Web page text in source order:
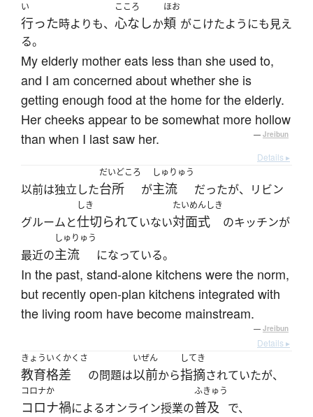
い
行った時よりも、
こころ
心なしか
ほお
頬 がこけたようにも見え
る。
My elderly mother eats less than she used to,
and I am concerned about whether she is
getting enough food at the home for the elderly.
Her cheeks appear to be somewhat more hollow
than when I last saw her.
— Jreibun
Details ▸
以前は独立した
だいどころ
台所 が
しゅりゅう
主流 だったが、リビン
グルームと
しき
仕切られていない
たいめんしき
対面式 のキッチンが
最近の
しゅりゅう
主流 になっている。
In the past, stand-alone kitchens were the norm,
but recently open-plan kitchens integrated with
the living room have become mainstream.
— Jreibun
Details ▸
きょういくかくさ
教育格差 の問題は
いぜん
以前から
してき
指摘されていたが、
コロナか
コロナ禍によるオンライン授業の
ふきゅう
普及 で、